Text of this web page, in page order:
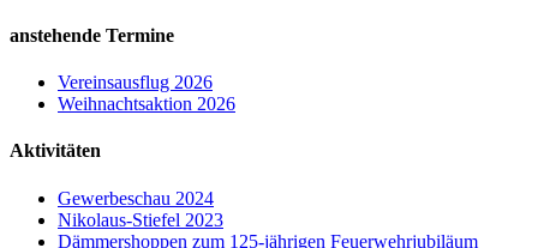
anstehende Termine
Vereinsausflug 2026
Weihnachtsaktion 2026
Aktivitäten
Gewerbeschau 2024
Nikolaus-Stiefel 2023
Dämmershoppen zum 125-jährigen Feuerwehrjubiläum